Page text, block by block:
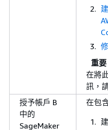
重要
在將
訊，
授予帳戶 B
中的
SageMaker
在包